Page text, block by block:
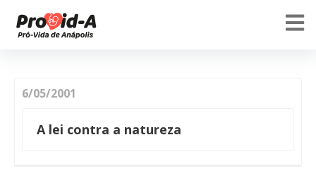
6/05/2001
A lei contra a natureza